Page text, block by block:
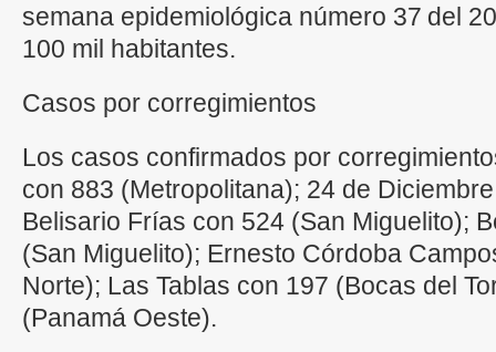
semana epidemiológica número 37 del
100 mil habitantes.
Casos por corregimientos
Los casos confirmados por
con 883 (Metropolitana); 24 de
Belisario Frías con 524 (San Miguelito);
(San Miguelito); Ernesto Córdoba
Norte); Las Tablas con 197 (Bocas del
(Panamá Oeste).